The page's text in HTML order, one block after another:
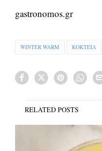
gastronomos.gr
WINTER WARM ΚΟΚΤΕΙΛ
RELATED POSTS